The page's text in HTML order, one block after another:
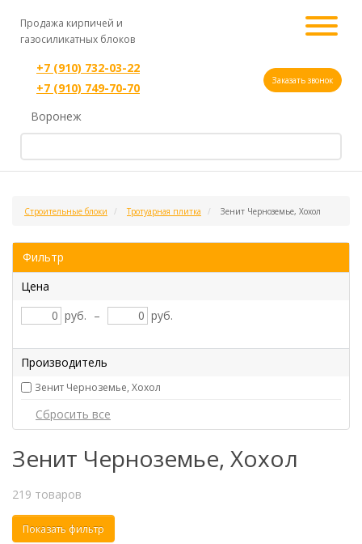
Продажа кирпичей и
газосиликатных блоков
+7 (910) 732-03-22
+7 (910) 749-70-70
Заказать звонок
Воронеж
Строительные блоки Тротуарная плитка Зенит Черноземье, Хохол
Фильтр
Цена
руб. – руб.
Производитель
Зенит Черноземье, Хохол
Зенит Черноземье, Хохол
219 товаров
Показать фильтр